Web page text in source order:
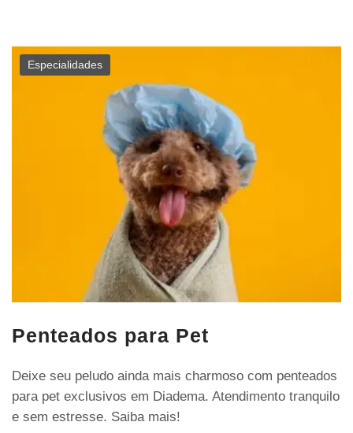
Especialidades
Penteados para Pet
Deixe seu peludo ainda mais charmoso com penteados
para pet exclusivos em Diadema. Atendimento tranquilo
e sem estresse. Saiba mais!